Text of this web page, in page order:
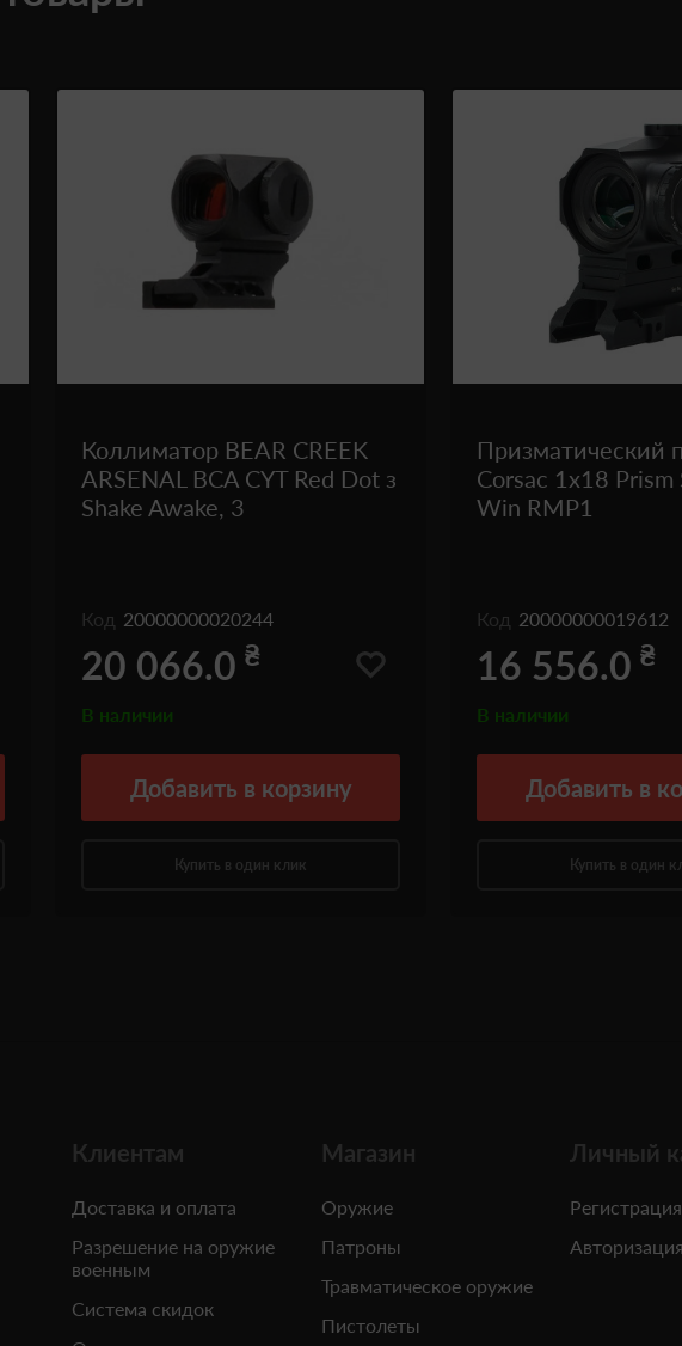
Коллиматор BEAR CREEK
ARSENAL BCA CYT Red Dot з
Shake Awake, 3
Код 20000000020244
20 066.0 ₴
В наличии
Добавить в корзину
Купить в один клик
Призматический
Corsac 1x18 Prism
Win RMP1
Код 20000000019612
16 556.0 ₴
В наличии
Добавить в
Купить в один
Клиентам
Доставка и оплата
Разрешение на оружие
военным
Система скидок
Магазин
Оружие
Патроны
Травматическое оружие
Пистолеты
Личный
Регистрация
Авторизация